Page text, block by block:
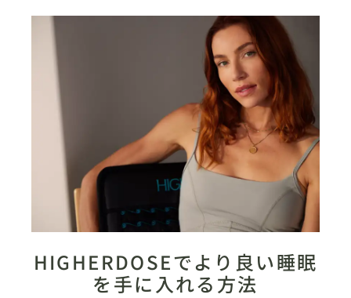
HIGHERDOSEでより良い睡眠
を手に入れる方法